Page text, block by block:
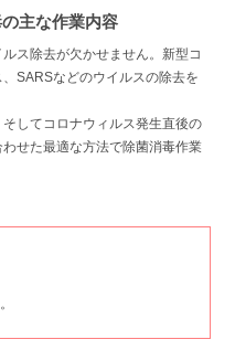
主な作業内容
ス除去が欠かせません。新型コ
SARSなどのウイルスの除去を
してコロナウィルス発生直後の
せた最適な方法で除菌消毒作業